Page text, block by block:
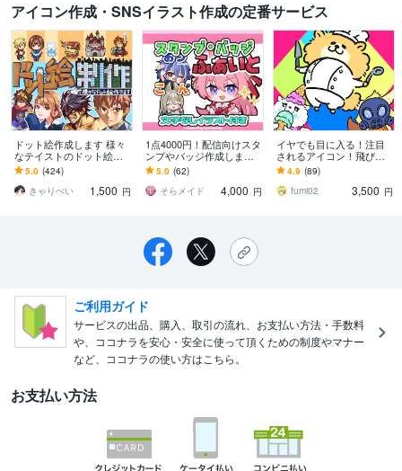
アイコン作成・SNSイラスト作成の定番サービス
ドット絵作成します 様々
なテイストのドット絵を
制作いたします。
5.0 (424)
きゃりぺい
1,500 円
1点4000円！配信向けスタ
ンプやバッジ作成します Y
outubeやTwitchに◎文字無
し差分イラスト付き！
5.0 (62)
そらメイド
4,000 円
イヤでも目に入る！注目
されるアイコン！飛び出
します キャラ映えする！
配色バランス絶妙すぎ
る！キャッチアイコン！
4.9 (89)
fumi02
3,500 円
ご利用ガイド
サービスの出品、購入、取引の流れ、お支払い方法・手数料
や、ココナラを安心・安全に使って頂くための制度やマナー
など、ココナラの使い方はこちら。
お支払い方法